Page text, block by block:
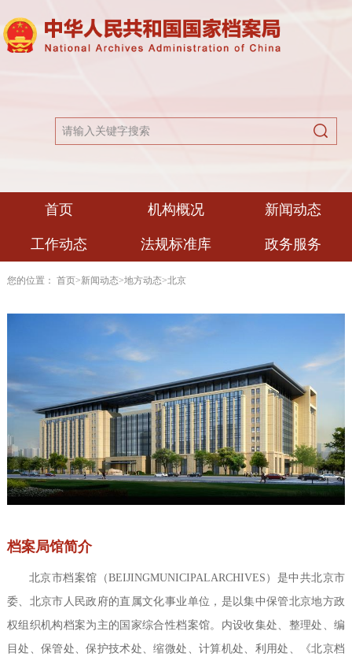
首页 机构概况 新闻动态
工作动态 法规标准库 政务服务
您的位置： 首页>新闻动态>地方动态>北京
档案局馆简介
北京市档案馆（BEIJINGMUNICIPALARCHIVES）是中共北京市
委、北京市人民政府的直属文化事业单位，是以集中保管北京地方政
权组织机构档案为主的国家综合性档案馆。内设收集处、整理处、编
目处、保管处、保护技术处、缩微处、计算机处、利用处、《北京档